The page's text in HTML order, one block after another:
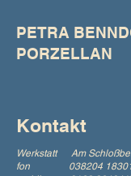
PETRA
PORZELLAN
Kontakt
Werkstatt Am
fon 038204